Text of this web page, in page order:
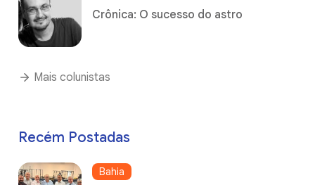
Crônica: O sucesso do astro
Mais colunistas
Recém Postadas
Bahia